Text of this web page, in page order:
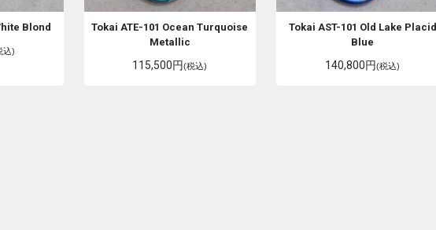
Blond
込)
Tokai ATE-101 Ocean Turquoise
Metallic
115,500円(税込)
Tokai AST-101 Old Lake Placid
Blue
140,800円(税込)